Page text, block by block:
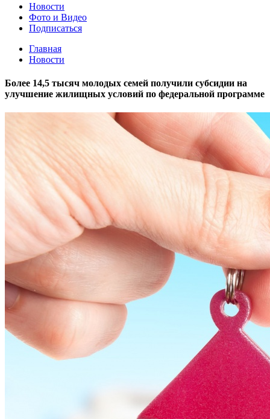
Новости
Фото и Видео
Подписаться
Главная
Новости
Более 14,5 тысяч молодых семей получили субсидии на
улучшение жилищных условий по федеральной программе